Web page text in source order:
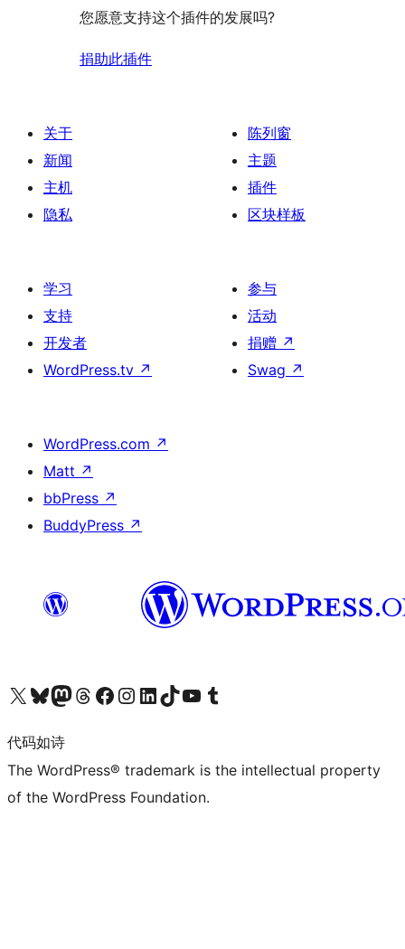
您愿意支持这个插件的发展吗?
捐助此插件
关于
新闻
主机
隐私
陈列窗
主题
插件
区块样板
学习
支持
开发者
WordPress.tv ↗
参与
活动
捐赠 ↗
Swag ↗
WordPress.com ↗
Matt ↗
bbPress ↗
BuddyPress ↗
关注我们的 X（原 Twitter）账号访问我们的 Bluesky 账号关注我们的 Mastodon 账号访问我们的 Threads 账号 访问我们的 Facebook 公共主页关注我们的 Instagram 账号 关注我们的 LinkedIn 主页访问我们的 TikTok 账号访问我们的 YouTube 频道 访问我们的 Tumblr 账号
代码如诗
The WordPress® trademark is the intellectual property
of the WordPress Foundation.